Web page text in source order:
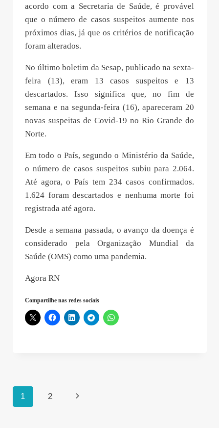
suspeita de coronavírus estão com estado de
saúde bom e em isolamento domiciliar. De
acordo com a Secretaria de Saúde, é provável
que o número de casos suspeitos aumente nos
foram alterados.
No último boletim da Sesap, publicado na sexta-
feira (13), eram 13 casos suspeitos e 13
descartados. Isso significa que, no fim de
semana e na segunda-feira (16), apareceram 20
Norte.
Em todo o País, segundo o Ministério da Saúde,
o número de casos suspeitos subiu para 2.064.
Até agora, o País tem 234 casos confirmados.
registrada até agora.
Desde a semana passada, o avanço da doença é
Saúde (OMS) como uma pandemia.
Agora RN
Compartilhe nas redes sociais